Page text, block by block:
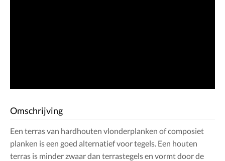
Omschrijving
Een terras van hardhouten vlonderplanken of composiet
planken is een goed alternatief voor tegels. Een houten
terras is minder zwaar dan terrastegels en vormt door de